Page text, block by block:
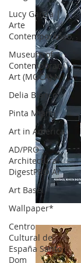
Lucy García |
Arte
Contemporáneo.
Museum of
Contemporary
Art (MOCA) N
Delia Blanco
Pinta Miami
Art in America
AD/PRO
Architectural
DigestPRO Ar
Art Basel
Wallpaper*
Centro
Cultural de
España Santo
Dom
OCA|News 30